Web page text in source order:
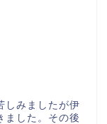
しみましたが伊
ました。その後